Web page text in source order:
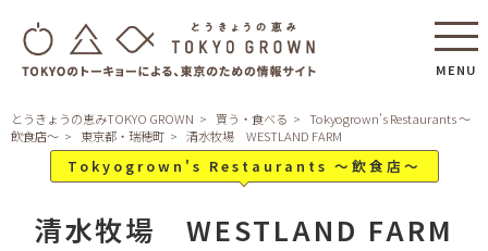
MENU
とうきょうの恵みTOKYO GROWN 買う・食べる
Tokyogrown's Restaurants ～
飲食店～
東京都・瑞穂町 清水牧場 WESTLAND FARM
Tokyogrown's Restaurants ～飲食店～
清水牧場 WESTLAND FARM